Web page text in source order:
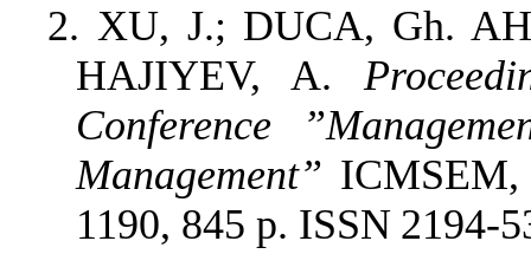
2. XU, J.; DUCA, Gh.
HAJIYEV, A.
Conference
Management” ICMSEM,
1190, 845 p. ISSN 2194-